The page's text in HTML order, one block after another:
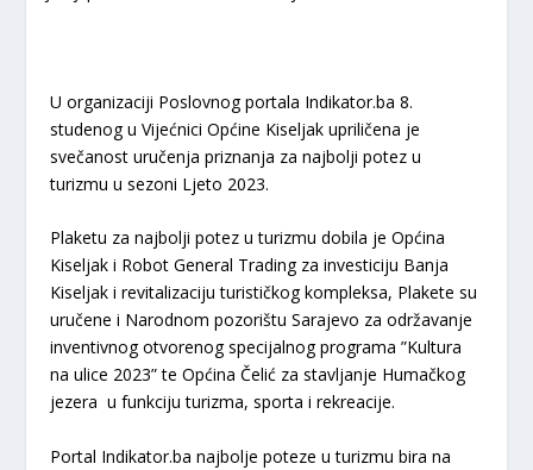
U organizaciji Poslovnog portala Indikator.ba 8.
studenog u Vijećnici Općine Kiseljak upriličena je
svečanost uručenja priznanja za najbolji potez u
turizmu u sezoni Ljeto 2023.
Plaketu za najbolji potez u turizmu dobila je Općina
Kiseljak i Robot General Trading za investiciju Banja
Kiseljak i revitalizaciju turističkog kompleksa, Plakete su
uručene i Narodnom pozorištu Sarajevo za održavanje
inventivnog otvorenog specijalnog programa ”Kultura
na ulice 2023” te Općina Čelić za stavljanje Humačkog
jezera u funkciju turizma, sporta i rekreacije.
Portal Indikator.ba najbolje poteze u turizmu bira na